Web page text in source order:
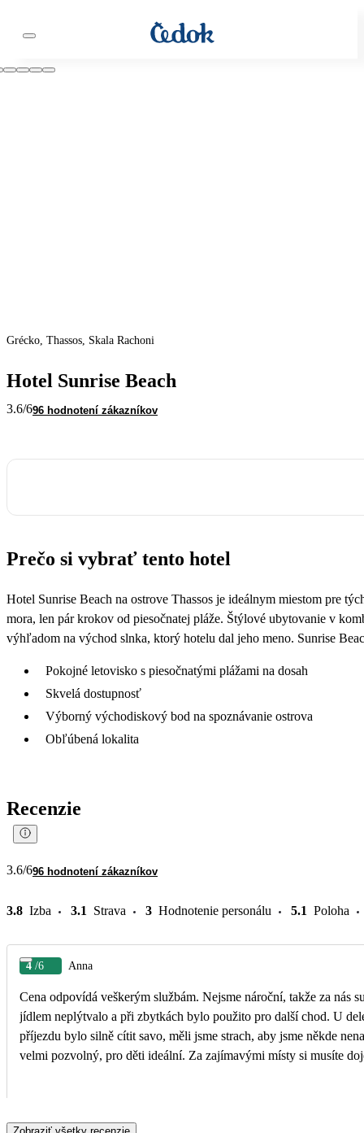
Grécko, Thassos, Skala Rachoni
Hotel Sunrise Beach
3.6/696 hodnotení zákazníkov
Prečo si vybrať tento hotel
Hotel Sunrise Beach na ostrove Thassos je ideálnym miestom pre
mora, len pár krokov od piesočnatej pláže. Štýlové ubytovanie v
výhľadom na východ slnka, ktorý hotelu dal jeho meno. Sunrise
Pokojné letovisko s piesočnatými plážami na dosah
Skvelá dostupnosť
Výborný východiskový bod na spoznávanie ostrova
Obľúbená lokalita
Recenzie
3.6/696 hodnotení zákazníkov
3.8 Izba 3.1 Strava 3 Hodnotenie personálu 5.1 Poloha
4 /6 Anna
Cena odpovídá veškerým službám. Nejsme nároční, takže za nás
jídlem neplýtvalo a při zbytkách bylo použito pro další chod. U
příjezdu bylo silně cítit savo, měli jsme strach, aby jsme někde
velmi pozvolný, pro děti ideální. Za zajímavými místy si musíte
Zobraziť všetky recenzie